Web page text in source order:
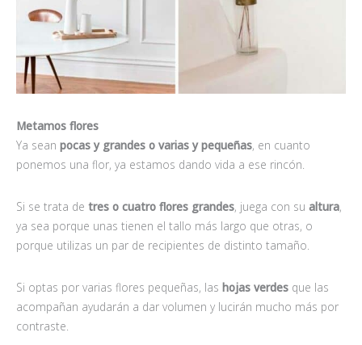
Metamos flores
Ya sean pocas y grandes o varias y pequeñas, en cuanto
ponemos una flor, ya estamos dando vida a ese rincón.
Si se trata de tres o cuatro flores grandes, juega con su altura,
ya sea porque unas tienen el tallo más largo que otras, o
porque utilizas un par de recipientes de distinto tamaño.
Si optas por varias flores pequeñas, las hojas verdes que las
acompañan ayudarán a dar volumen y lucirán mucho más por
contraste.